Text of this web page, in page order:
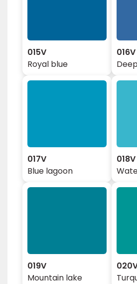
015V
Royal blue
016V
017V
Blue lagoon
018V
019V
Mountain lake